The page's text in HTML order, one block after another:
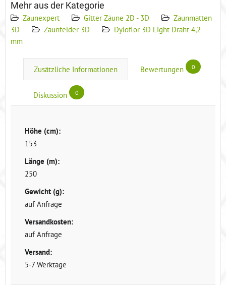
Mehr aus der Kategorie
Zaunexpert Gitter Zäune 2D - 3D
Zaunmatten
3D
Zaunfelder 3D
Dyloflor 3D Light Draht 4,2
mm
Zusätzliche Informationen Bewertungen 0
Diskussion 0
Höhe (cm):
153
Länge (m):
250
Gewicht (g):
auf Anfrage
Versandkosten:
auf Anfrage
Versand:
5-7 Werktage